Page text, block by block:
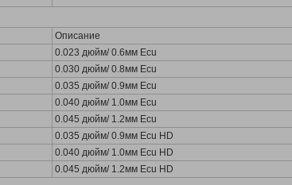
Описание
0.023 дюйм/ 0.6мм Ecu
0.030 дюйм/ 0.8мм Ecu
0.035 дюйм/ 0.9мм Ecu
0.040 дюйм/ 1.0мм Ecu
0.045 дюйм/ 1.2мм Ecu
0.035 дюйм/ 0.9мм Ecu HD
0.040 дюйм/ 1.0мм Ecu HD
0.045 дюйм/ 1.2мм Ecu HD